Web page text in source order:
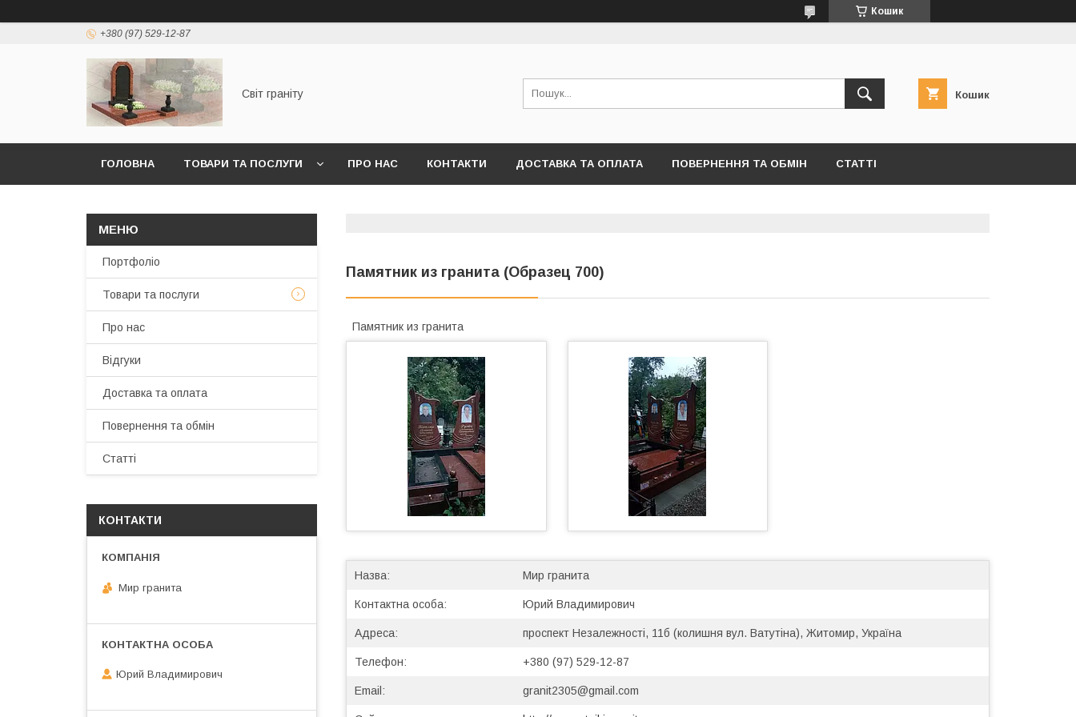
Кошик
+380 (97) 529-12-87
Світ граніту Кошик
ГОЛОВНА ТОВАРИ ТА ПОСЛУГИ ПРО НАС КОНТАКТИ ДОСТАВКА ТА ОПЛАТА ПОВЕРНЕННЯ ТА ОБМІН СТАТТІ
Памятник из гранита (Образец 700)
Памятник из гранита
Мир гранита
Юрий Владимирович
проспект Незалежності, 11б (колишня вул. Ватутіна), Житомир, Україна
+380 (97) 529-12-87
granit2305@gmail.com
Портфоліо
Товари та послуги
Про нас
Відгуки
Доставка та оплата
Повернення та обмін
Статті
КОНТАКТИ
Мир гранита
Юрий Владимирович